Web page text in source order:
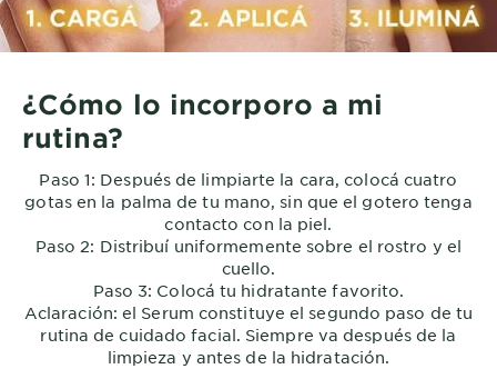
¿Cómo lo incorporo a mi
rutina?
Paso 1: Después de limpiarte la cara, colocá cuatro
gotas en la palma de tu mano, sin que el gotero tenga
contacto con la piel.
Paso 2: Distribuí uniformemente sobre el rostro y el
cuello.
Paso 3: Colocá tu hidratante favorito.
Aclaración: el Serum constituye el segundo paso de tu
rutina de cuidado facial. Siempre va después de la
limpieza y antes de la hidratación.